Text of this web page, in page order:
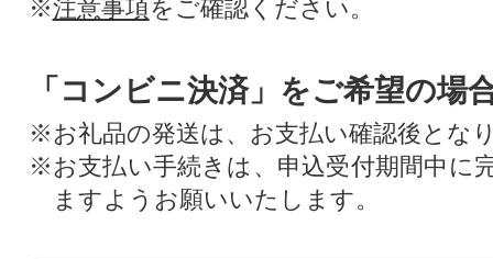
※注意事項をご確認ください。
「コンビニ決済」をご希望の場
※お礼品の発送は、お支払い確認後とな
※お支払い手続きは、申込受付期間中に
ますようお願いいたします。